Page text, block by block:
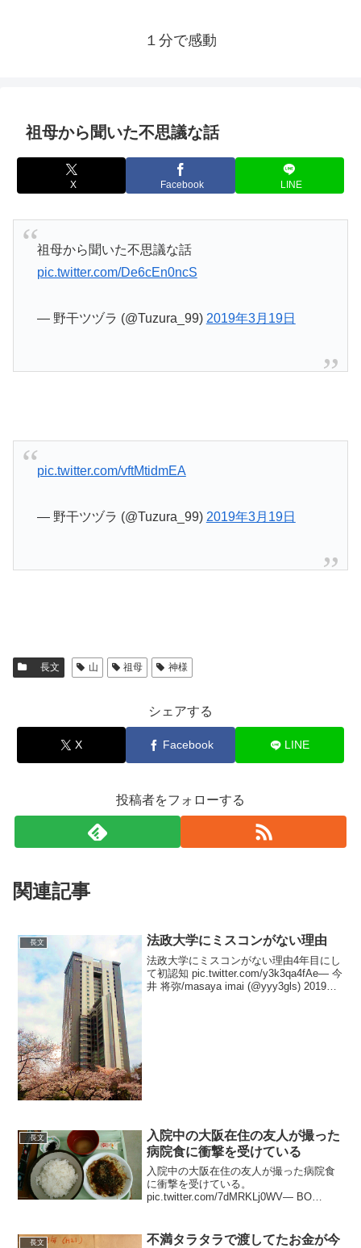
１分で感動
祖母から聞いた不思議な話
X Facebook LINE
祖母から聞いた不思議な話
pic.twitter.com/De6cEn0ncS
— 野干ツヅラ (@Tuzura_99) 2019年3月19日
pic.twitter.com/vftMtidmEA
— 野干ツヅラ (@Tuzura_99) 2019年3月19日
長文 山 祖母 神様
シェアする
X Facebook LINE
投稿者をフォローする
関連記事
長文 法政大学にミスコンがない理由
法政大学にミスコンがない理由4年目にし
て初認知 pic.twitter.com/y3k3qa4fAe— 今
井 将弥/masaya imai (@yyy3gls) 2019年
長文
入院中の大阪在住の友人が撮った
病院食に衝撃を受けている
入院中の大阪在住の友人が撮った病院食
に衝撃を受けている。
pic.twitter.com/7dMRKLj0WV— BO
ゃった、とのことで具...
長文
不満タラタラで渡してたお金が今